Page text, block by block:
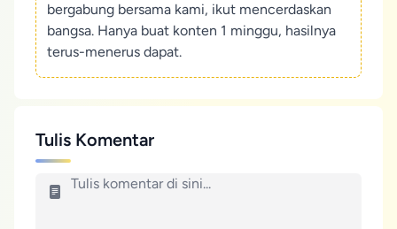
bergabung bersama kami, ikut mencerdaskan
bangsa. Hanya buat konten 1 minggu, hasilnya
terus-menerus dapat.
Tulis Komentar